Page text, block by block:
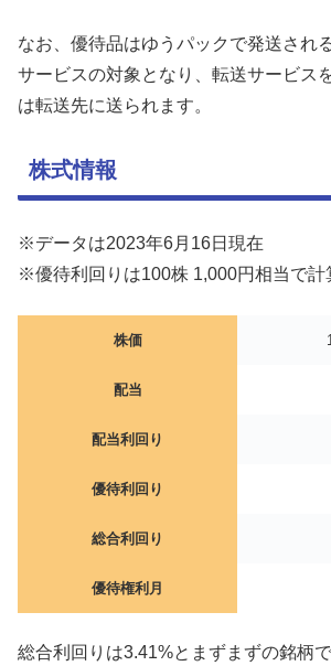
なお、優待品はゆうパックで発送され
サービスの対象となり、転送サービス
は転送先に送られます。
株式情報
※データは2023年6月16日現在
※優待利回りは100株 1,000円相当で計
株価
配当
配当利回り
優待利回り
総合利回り
優待権利月
総合利回りは3.41%とまずまずの銘柄で